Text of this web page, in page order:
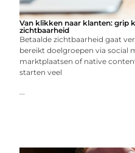
Van klikken naar klanten: grip
zichtbaarheid
Betaalde zichtbaarheid gaat
bereikt doelgroepen via social
marktplaatsen of native
starten veel
...